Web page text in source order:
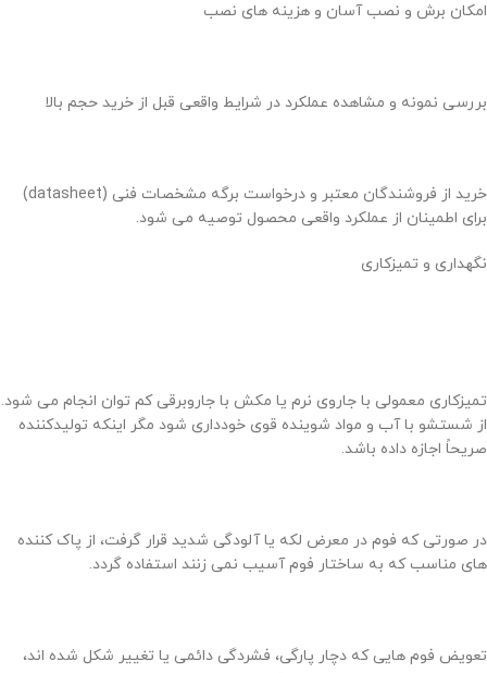
امکان برش و نصب آسان و هزینه های نصب
بررسی نمونه و مشاهده عملکرد در شرایط واقعی قبل از خرید حجم بالا
خرید از فروشندگان معتبر و درخواست برگه مشخصات فنی (datasheet)
برای اطمینان از عملکرد واقعی محصول توصیه می شود.
نگهداری و تمیزکاری
تمیزکاری معمولی با جاروی نرم یا مکش با جاروبرقی کم توان انجام می شود.
از شستشو با آب و مواد شوینده قوی خودداری شود مگر اینکه تولیدکننده
صریحاً اجازه داده باشد.
در صورتی که فوم در معرض لکه یا آلودگی شدید قرار گرفت، از پاک کننده
های مناسب که به ساختار فوم آسیب نمی زنند استفاده گردد.
تعویض فوم هایی که دچار پارگی، فشردگی دائمی یا تغییر شکل شده اند،